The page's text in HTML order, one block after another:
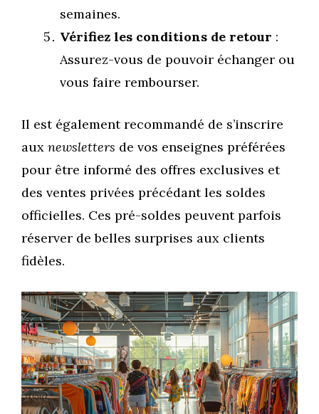
semaines.
Vérifiez les conditions de retour :
Assurez-vous de pouvoir échanger ou
vous faire rembourser.
Il est également recommandé de s’inscrire
aux newsletters de vos enseignes préférées
pour être informé des offres exclusives et
des ventes privées précédant les soldes
officielles. Ces pré-soldes peuvent parfois
réserver de belles surprises aux clients
fidèles.